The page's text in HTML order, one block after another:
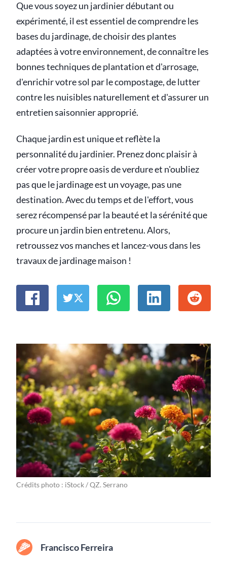
Que vous soyez un jardinier débutant ou
expérimenté, il est essentiel de comprendre les
bases du jardinage, de choisir des plantes
adaptées à votre environnement, de connaître les
bonnes techniques de plantation et d'arrosage,
d'enrichir votre sol par le compostage, de lutter
contre les nuisibles naturellement et d'assurer un
entretien saisonnier approprié.
Chaque jardin est unique et reflète la
personnalité du jardinier. Prenez donc plaisir à
créer votre propre oasis de verdure et n'oubliez
pas que le jardinage est un voyage, pas une
destination. Avec du temps et de l'effort, vous
serez récompensé par la beauté et la sérénité que
procure un jardin bien entretenu. Alors,
retroussez vos manches et lancez-vous dans les
travaux de jardinage maison !
Crédits photo : iStock / QZ. Serrano
Francisco Ferreira